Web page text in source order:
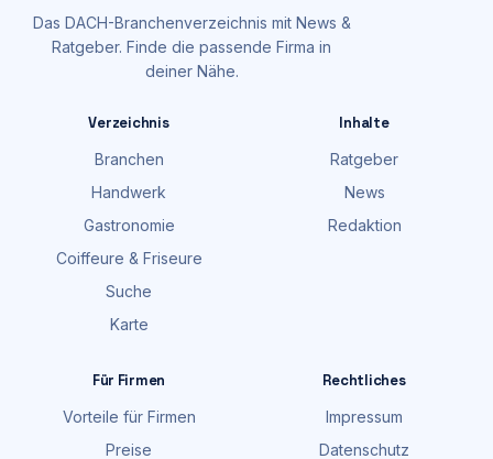
Das DACH-Branchenverzeichnis mit News &
Ratgeber. Finde die passende Firma in
deiner Nähe.
Verzeichnis
Branchen
Handwerk
Gastronomie
Coiffeure & Friseure
Suche
Karte
Inhalte
Ratgeber
News
Redaktion
Für Firmen
Vorteile für Firmen
Preise
Rechtliches
Impressum
Datenschutz